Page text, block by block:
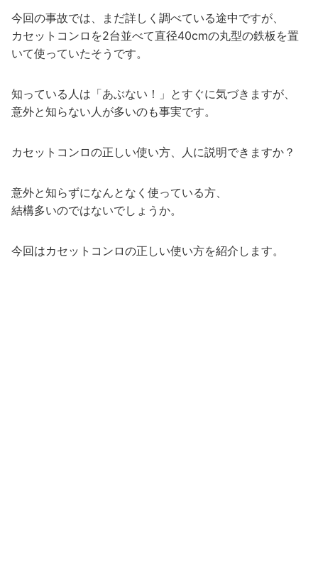
今回の事故では、まだ詳しく調べている途中ですが、
カセットコンロを2台並べて直径40cmの丸型の鉄板を置
いて使っていたそうです。
知っている人は「あぶない！」とすぐに気づきますが、
意外と知らない人が多いのも事実です。
カセットコンロの正しい使い方、人に説明できますか？
意外と知らずになんとなく使っている方、
結構多いのではないでしょうか。
今回はカセットコンロの正しい使い方を紹介します。